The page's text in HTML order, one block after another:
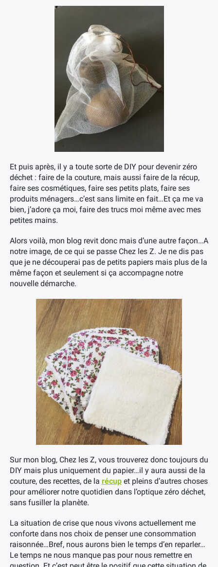
Et puis après, il y a toute sorte de DIY pour devenir zéro
déchet : faire de la couture, mais aussi faire de la récup,
faire ses cosmétiques, faire ses petits plats, faire ses
produits ménagers…c’est sans limite en fait…Et ça me va
bien, j’adore ça moi, faire des trucs moi même avec mes
petites mains.
Alors voilà, mon blog revit donc mais d’une autre façon…A
notre image, de ce qui se passe Chez les Z. Je ne dis pas
que je ne découperai pas de petits papiers mais plus de la
même façon et seulement si ça accompagne notre
nouvelle démarche.
Sur mon blog, Chez les Z, vous trouverez donc toujours du
DIY mais plus uniquement du papier…il y aura aussi de la
couture, des recettes, de la récup et pleins d’autres choses
pour améliorer notre quotidien dans l’optique zéro déchet,
sans fusiller la planète.
La situation de crise que nous vivons actuellement me
conforte dans nos choix de penser une consommation
raisonnée…Bref, nous aurons bien le temps d’en reparler…
Le temps ne nous manque pas pour nous remettre en